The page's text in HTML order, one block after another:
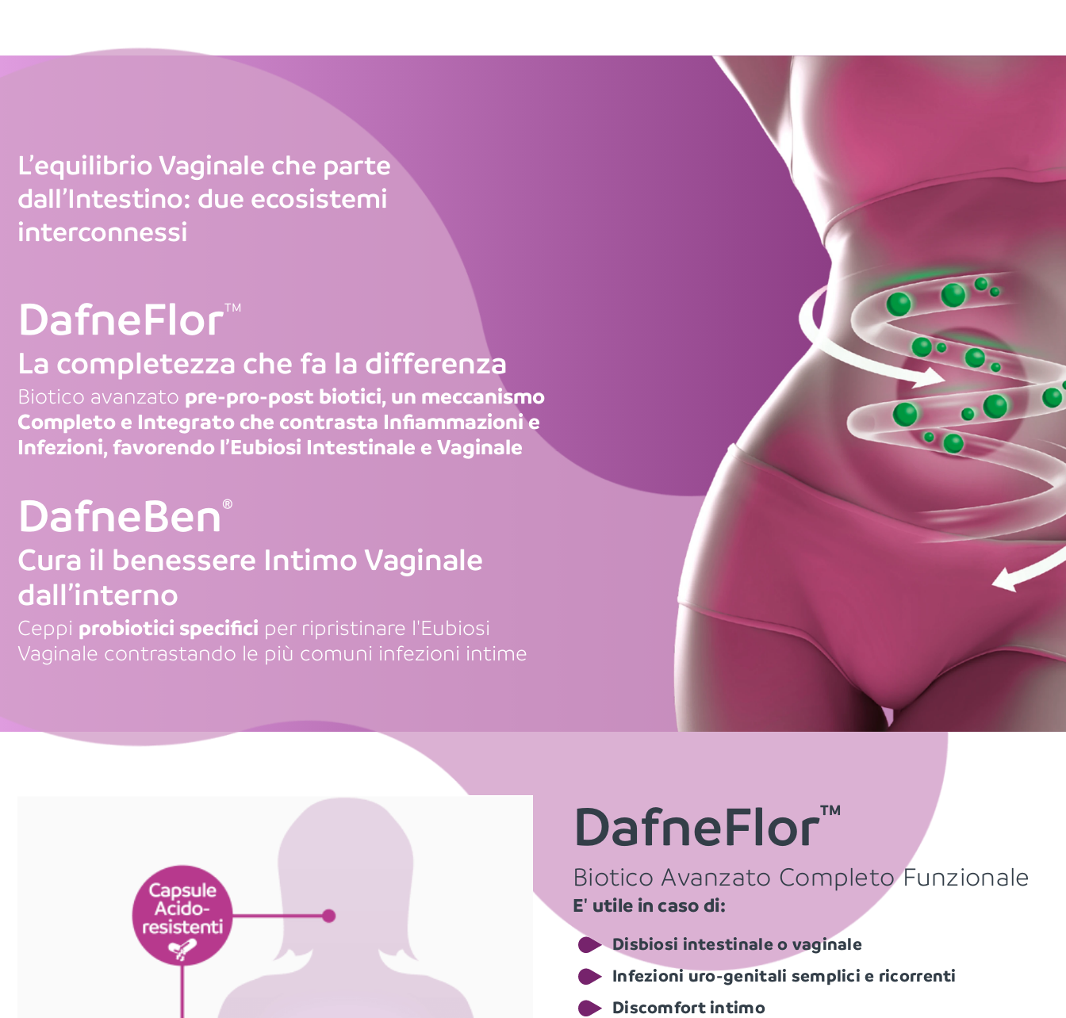
L’equilibrio Vaginale che parte
dall’Intestino: due ecosistemi
interconnessi
DafneFlorTM
La completezza che fa la differenza
Biotico avanzato pre-pro-post biotici, un meccanismo
Completo e Integrato che contrasta Infiammazioni e
Infezioni, favorendo l’Eubiosi Intestinale e Vaginale
DafneBen ®
Cura il benessere Intimo Vaginale
dall’interno
Ceppi probiotici specifici per ripristinare l'Eubiosi
Vaginale contrastando le più comuni infezioni intime
DafneFlorTM
Biotico Avanzato Completo Funzionale
E' utile in caso di:
Disbiosi intestinale o vaginale
Infezioni uro-genitali semplici e ricorrenti
Discomfort intimo